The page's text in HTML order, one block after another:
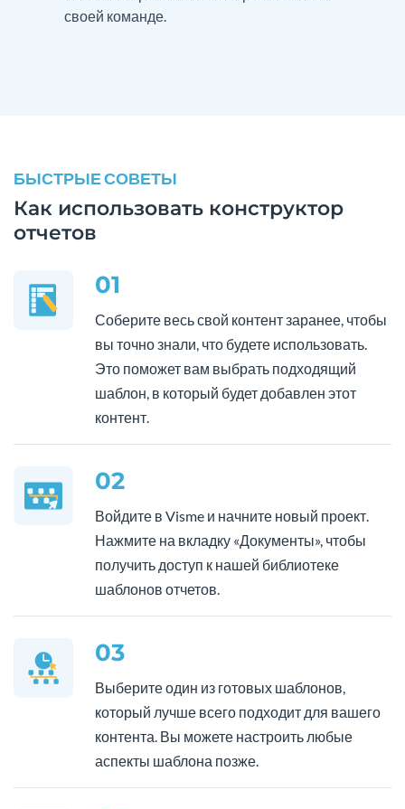
своей команде.
БЫСТРЫЕ СОВЕТЫ
Как использовать конструктор
отчетов
01
Соберите весь свой контент заранее, чтобы
вы точно знали, что будете использовать.
Это поможет вам выбрать подходящий
шаблон, в который будет добавлен этот
контент.
02
Войдите в Visme и начните новый проект.
Нажмите на вкладку «Документы», чтобы
получить доступ к нашей библиотеке
шаблонов отчетов.
03
Выберите один из готовых шаблонов,
который лучше всего подходит для вашего
контента. Вы можете настроить любые
аспекты шаблона позже.